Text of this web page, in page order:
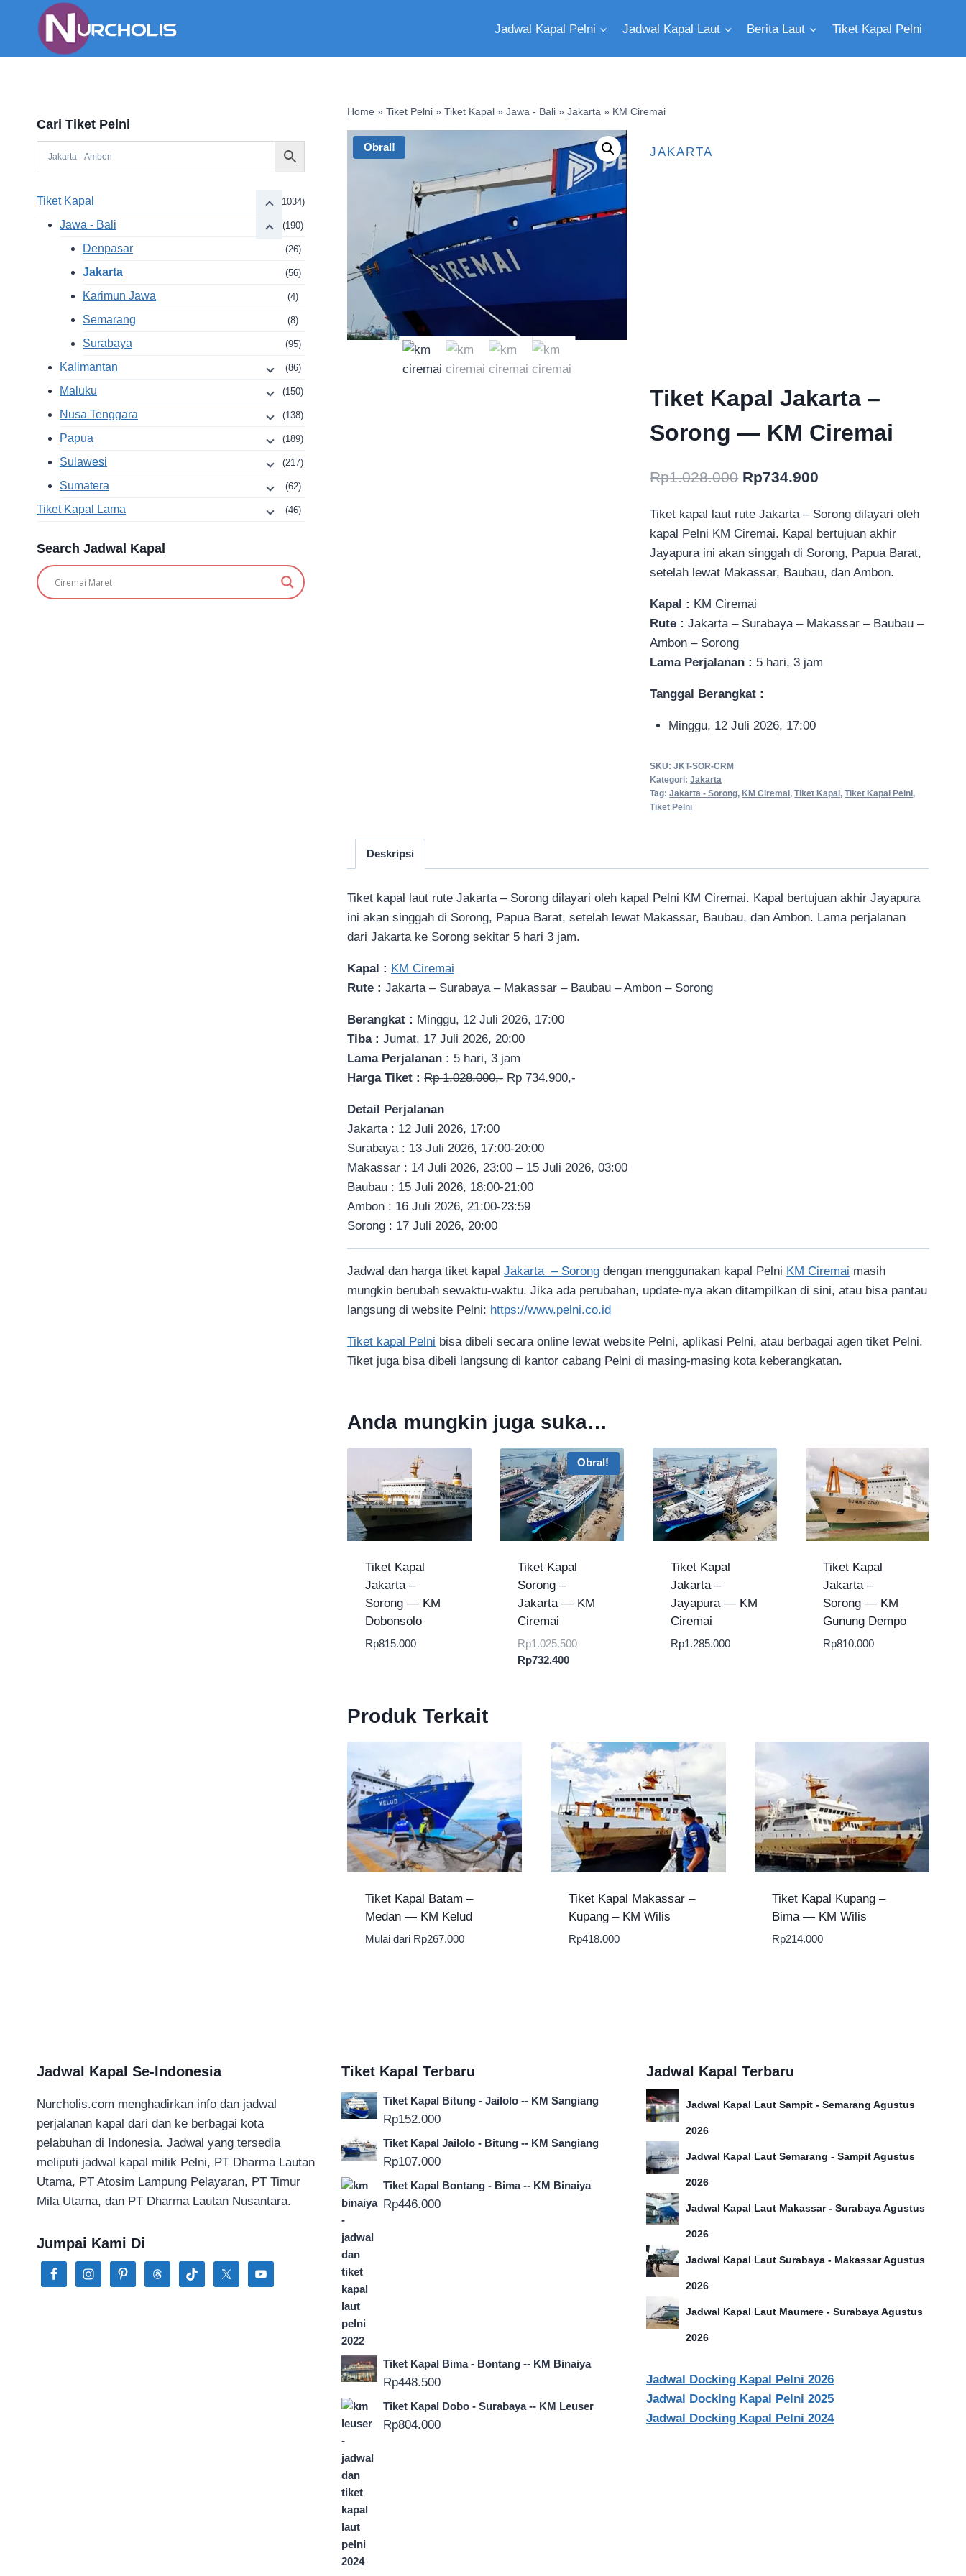
Jadwal Kapal Pelni Jadwal Kapal Laut Berita Laut Tiket Kapal Pelni
Home »Tiket Pelni »Tiket Kapal »Jawa - Bali »Jakarta » KM Ciremai
Obral! JAKARTA
Tiket Kapal Jakarta –
Sorong — KM Ciremai
Rp1.028.000 Harga
adalah:
Rp1.028.000.
Rp734.900
ini
adalah:
Rp734.900.
Tiket kapal laut rute Jakarta – Sorong dilayari oleh
kapal Pelni KM Ciremai. Kapal bertujuan akhir
Jayapura ini akan singgah di Sorong, Papua Barat,
setelah lewat Makassar, Baubau, dan Ambon.
Kapal : KM Ciremai
Rute : Jakarta – Surabaya – Makassar – Baubau –
Ambon – Sorong
Lama Perjalanan : 5 hari, 3 jam
Tanggal Berangkat :
Minggu, 12 Juli 2026, 17:00
SKU:JKT-SOR-CRM
Kategori:Jakarta
Tag:Jakarta - Sorong, KM Ciremai,Tiket Kapal ,Tiket Kapal Pelni,
Tiket Pelni
Deskripsi
Tiket kapal laut rute Jakarta – Sorong dilayari oleh kapal Pelni KM Ciremai. Kapal bertujuan akhir Jayapura
ini akan singgah di Sorong, Papua Barat, setelah lewat Makassar, Baubau, dan Ambon. Lama perjalanan
dari Jakarta ke Sorong sekitar 5 hari 3 jam.
Kapal : KM Ciremai
Rute : Jakarta – Surabaya – Makassar – Baubau – Ambon – Sorong
Berangkat : Minggu, 12 Juli 2026, 17:00
Tiba : Jumat, 17 Juli 2026, 20:00
Lama Perjalanan : 5 hari, 3 jam
Harga Tiket :Rp 1.028.000,- Rp 734.900,-
Detail Perjalanan
Jakarta : 12 Juli 2026, 17:00
Surabaya : 13 Juli 2026, 17:00-20:00
Makassar : 14 Juli 2026, 23:00 – 15 Juli 2026, 03:00
Baubau : 15 Juli 2026, 18:00-21:00
Ambon : 16 Juli 2026, 21:00-23:59
Sorong : 17 Juli 2026, 20:00
Jadwal dan harga tiket kapalJakarta – Sorong dengan menggunakan kapal Pelni KM Ciremai masih
mungkin berubah sewaktu-waktu. Jika ada perubahan, update-nya akan ditampilkan di sini, atau bisa pantau
langsung di website Pelni: https://www.pelni.co.id
Tiket kapal Pelni bisa dibeli secara online lewat website Pelni, aplikasi Pelni, atau berbagai agen tiket Pelni.
Tiket juga bisa dibeli langsung di kantor cabang Pelni di masing-masing kota keberangkatan.
Anda mungkin juga suka…
Tiket Kapal
Jakarta –
Sorong — KM
Dobonsolo
Rp815.000
Obral!
Tiket Kapal
Sorong –
Jakarta — KM
Ciremai
Rp1.025.500Harga
Rp732.400Harga
Tiket Kapal
Jakarta –
Jayapura — KM
Ciremai
Rp1.285.000
Tiket Kapal
Jakarta –
Sorong — KM
Gunung Dempo
Rp810.000
Produk Terkait
Tiket Kapal Batam –
Medan — KM Kelud
Mulai dari Rp267.000
Tiket Kapal Makassar –
Kupang – KM Wilis
Rp418.000
Tiket Kapal Kupang –
Bima — KM Wilis
Rp214.000
Cari Tiket Pelni
Tiket Kapal (1034)
Jawa - Bali (190)
Denpasar (26)
Jakarta (56)
Karimun Jawa (4)
Semarang (8)
Surabaya (95)
Kalimantan (86)
Maluku (150)
Nusa Tenggara (138)
Papua (189)
Sulawesi (217)
Sumatera (62)
Tiket Kapal Lama (46)
Search Jadwal Kapal
Jadwal Kapal Se-Indonesia
Nurcholis.com menghadirkan info dan jadwal
perjalanan kapal dari dan ke berbagai kota
pelabuhan di Indonesia. Jadwal yang tersedia
meliputi jadwal kapal milik Pelni, PT Dharma Lautan
Utama, PT Atosim Lampung Pelayaran, PT Timur
Mila Utama, dan PT Dharma Lautan Nusantara.
Jumpai Kami Di
Tiket Kapal Terbaru
Tiket Kapal Bitung - Jailolo -- KM Sangiang
Rp152.000
Tiket Kapal Jailolo - Bitung -- KM Sangiang
Rp107.000
Tiket Kapal Bontang - Bima -- KM Binaiya
Rp446.000
Tiket Kapal Bima - Bontang -- KM Binaiya
Rp448.500
Tiket Kapal Dobo - Surabaya -- KM Leuser
Rp804.000
Jadwal Kapal Terbaru
Jadwal Kapal Laut Sampit - Semarang Agustus
2026
Jadwal Kapal Laut Semarang - Sampit Agustus
2026
Jadwal Kapal Laut Makassar - Surabaya Agustus
2026
Jadwal Kapal Laut Surabaya - Makassar Agustus
2026
Jadwal Kapal Laut Maumere - Surabaya Agustus
2026
Jadwal Docking Kapal Pelni 2026
Jadwal Docking Kapal Pelni 2025
Jadwal Docking Kapal Pelni 2024